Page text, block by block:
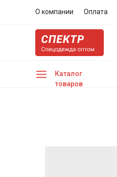
О компании Оплата
Каталог
товаров